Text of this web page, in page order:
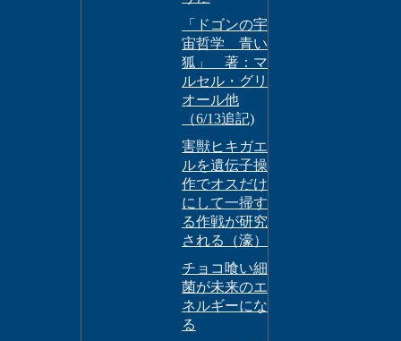
「ドゴンの宇
宙哲学 青い
狐」 著：マ
ルセル・グリ
オール他
（6/13追記)
害獣ヒキガエ
ルを遺伝子操
作でオスだけ
にして一掃す
る作戦が研究
される（濠）
チョコ喰い細
菌が未来のエ
ネルギーにな
る